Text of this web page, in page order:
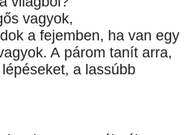
vagyok,
a fejemben, ha van egy
A párom tanít arra,
a lassúbb